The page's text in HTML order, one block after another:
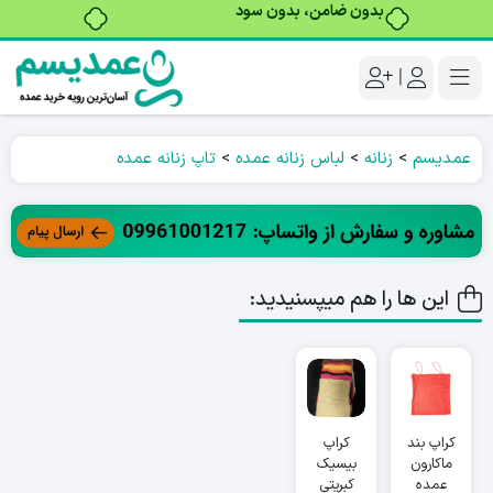
بدون ضامن، بدون سود
|
عمدیسم > زنانه > لباس زنانه عمده > تاپ زنانه عمده
این ها را هم میپسنیدید:
کراپ بند
ماکارون
عمده
کراپ
بیسیک
کبریتی